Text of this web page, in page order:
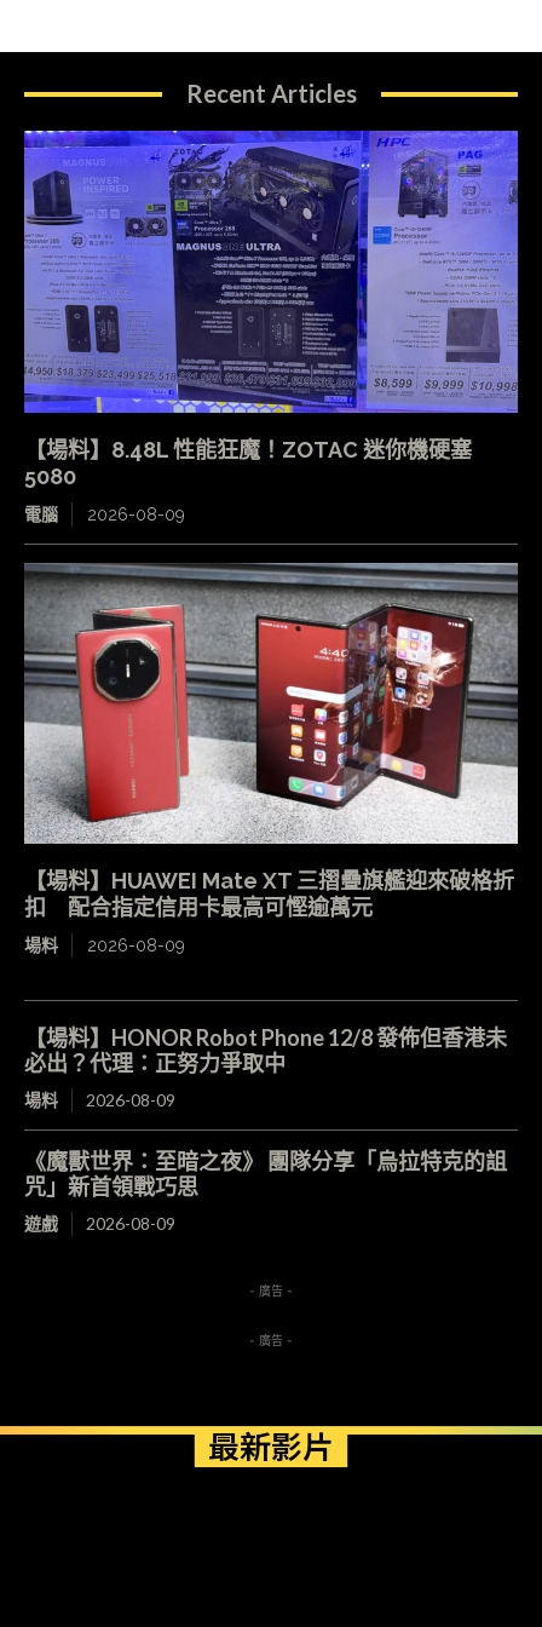
Recent Articles
【場料】8.48L 性能狂魔！ZOTAC 迷你機硬塞
5080
電腦 2026-08-09
【場料】HUAWEI Mate XT 三摺疊旗艦迎來破格折
扣 配合指定信用卡最高可慳逾萬元
場料 2026-08-09
【場料】HONOR Robot Phone 12/8 發佈但香港未
必出？代理：正努力爭取中
場料 2026-08-09
《魔獸世界：至暗之夜》 團隊分享「烏拉特克的詛
咒」新首領戰巧思
遊戲 2026-08-09
- 廣告 -
- 廣告 -
最新影片